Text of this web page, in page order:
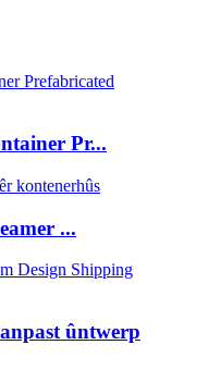
Pr...
...
ûntwerp